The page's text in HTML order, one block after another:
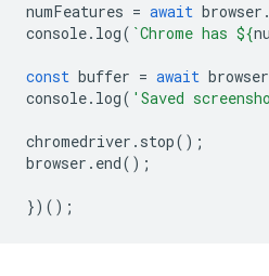
numFeatures = await browser .
console. log( `Chrome has ${
const buffer = await browser
console. log( 'Saved
chromedriver . stop();
browser . end();
})();